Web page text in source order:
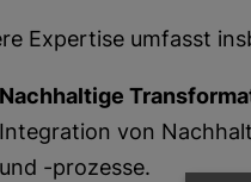
Expertise umfasst
Nachhaltige
Integration von
und -prozesse.